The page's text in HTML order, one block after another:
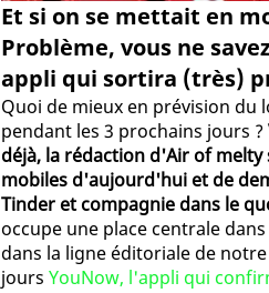
Et si on se mettait en
Problème, vous ne
appli qui sortira (très)
Quoi de mieux en prévision
pendant les 3 prochains jours ?
déjà, la rédaction d'Air of
mobiles d'aujourd'hui et de
Tinder et compagnie dans le
occupe une place centrale
dans la ligne éditoriale de
jours YouNow, l'appli qui